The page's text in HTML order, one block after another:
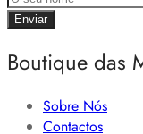
Boutique das
Sobre Nós
Contactos